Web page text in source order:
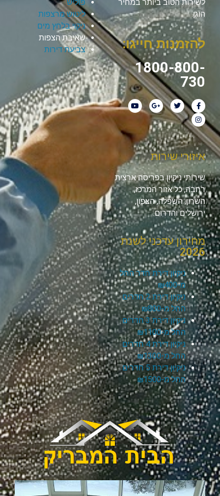
לשירות הטוב ביותר במחיר
הוגן.
להזמנות חייגו:
1800-800-
730
פוליש
ליטוש מרצפות
ניקוי בלחץ מים
שאיבת הצפות
צביעת דירות
איזורי שירות
שירותי ניקיון בפריסה ארצית
רחבה, כל אזור המרכז,
השרון, השפלה, הצפון,
ירושלים והדרום.
מחירון עדכני לשנת
2026
ניקיון דירת חדר החל
מ-₪400
ניקיון דירת 2 חדרים
החל מ-₪800
ניקיון דירת 3 חדרים
החל מ-₪1100
ניקיון דירת 4 חדרים
החל מ-₪1300
ניקיון דירת 5 חדרים
החל מ-₪1500